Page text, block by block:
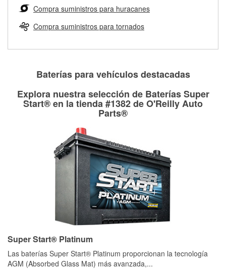
Más información sobre el Programa de Préstamo de
Herramientas de O'Reilly
medirán tus tambores o discos para determinar si pueden
ser rectificados con seguridad. Si tus tambores o discos no
pueden ser reutilizados, podemos ayudarte a encontrar las
partes de reemplazo correctas para tu reparación.
Rectificación de tambores y discos de freno
Compra suministros para huracanes
Compra suministros para tornados
Baterías para vehículos destacadas
Explora nuestra selección de Baterías Super
Start® en la tienda #1382 de O'Reilly Auto
Parts®
Super Start® Platinum
Las baterías Super Start® Platinum proporcionan la tecnología
AGM (Absorbed Glass Mat) más avanzada,...